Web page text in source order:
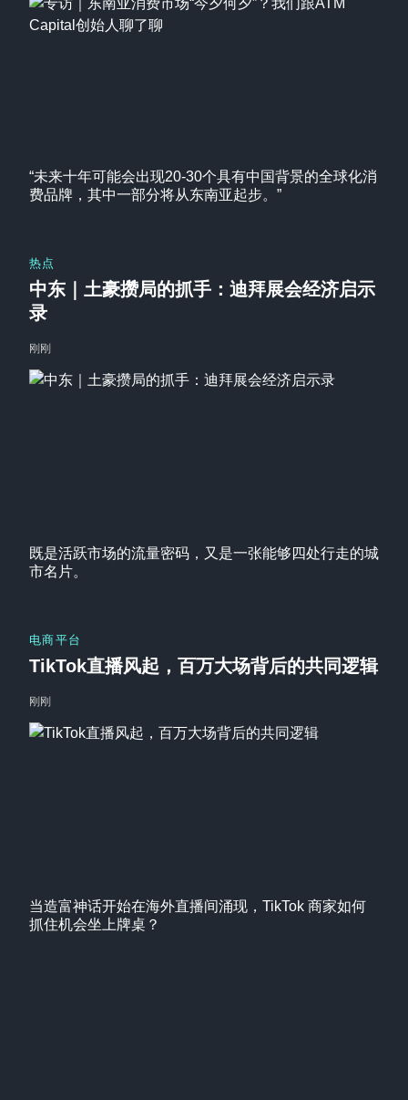
“未来十年可能会出现20-30个具有中国背景的全球化消
费品牌，其中一部分将从东南亚起步。”
既是活跃市场的流量密码，又是一张能够四处行走的城
市名片。
热点
中东｜土豪攒局的抓手：迪拜展会经济启示
录
刚刚
当造富神话开始在海外直播间涌现，TikTok 商家如何
抓住机会坐上牌桌？
电商平台
TikTok直播风起，百万大场背后的共同逻辑
刚刚